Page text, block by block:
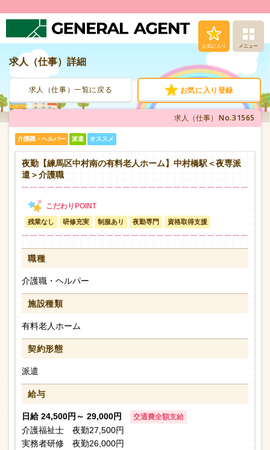
お気に入り メニュー
人材派遣サービス
転職支援サービス
登録から就業まで
お問い合わせ
求人（仕事）詳細
求人（仕事）一覧に戻る お気に入り登録
求人（仕事） No.31565
介護職・ヘルパー 派遣 オススメ
夜勤【練馬区中村南の有料老人ホーム】中村橋駅＜夜専派
遣＞介護職
残業なし 研修充実 制服あり 夜勤専門 資格取得支援
職種
介護職・ヘルパー
施設種類
有料老人ホーム
契約形態
派遣
給与
日給 24,500円～ 29,000円 交通費全額支給
介護福祉士 夜勤27,500円
実務者研修 夜勤26,000円